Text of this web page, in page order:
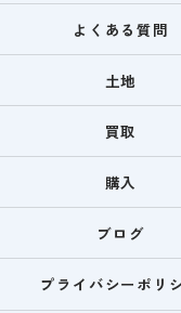
よくある質問
土地
買取
購入
ブログ
プライバシーポリ